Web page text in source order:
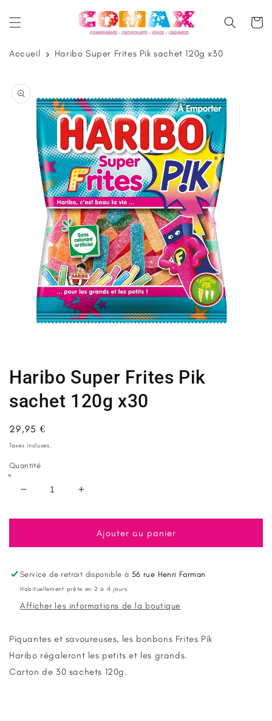
au
Panier
Accueil Haribo Super Frites Pik sachet 120g x30
informations
produits
dans
une
modale
Haribo Super Frites Pik
sachet 120g x30
Prix
habituel
29,95 €
Taxes incluses.
Quantité
Réduire
quantité
Haribo
Frites
Pik
120g
Augmenter
quantité
Haribo
Frites
Pik
120g
Ajouter au panier
Service de retrait disponible à 56 rue Henri Farman
Habituellement prête en 2 à 4 jours
Afficher les informations de la boutique
Piquantes et savoureuses, les bonbons Frites Pik
Haribo régaleront les petits et les grands.
Carton de 30 sachets 120g.